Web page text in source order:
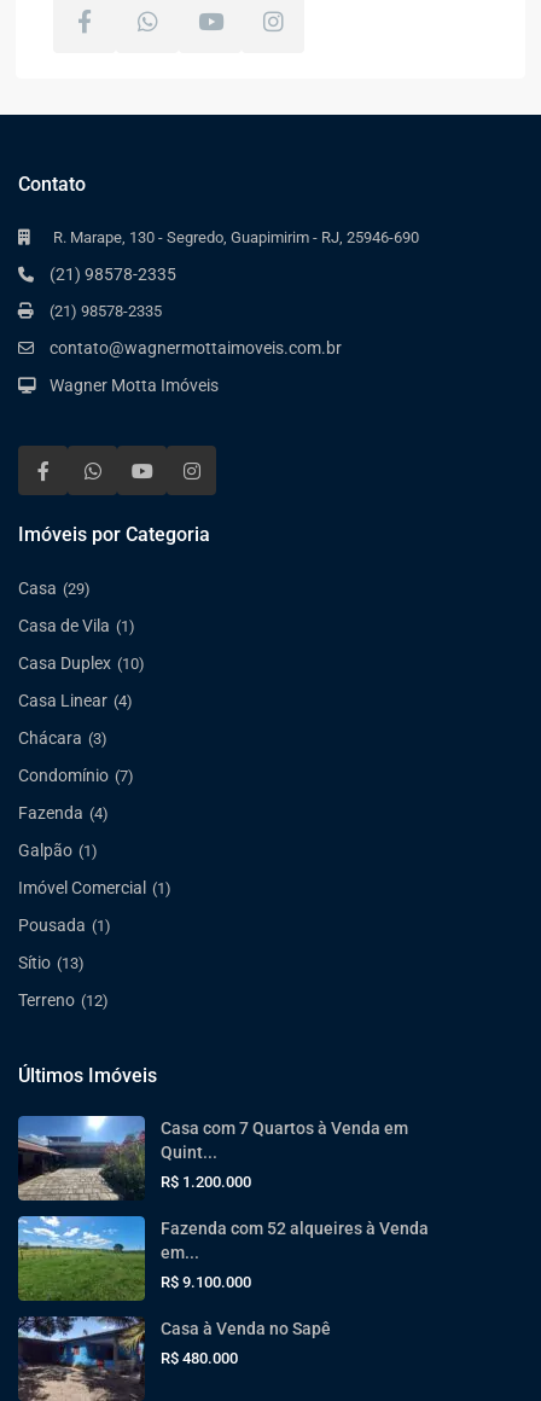
Contato
R. Marape, 130 - Segredo, Guapimirim - RJ, 25946-690
(21) 98578-2335
(21) 98578-2335
contato@wagnermottaimoveis.com.br
Wagner Motta Imóveis
Imóveis por Categoria
Casa (29)
Casa de Vila (1)
Casa Duplex (10)
Casa Linear (4)
Chácara (3)
Condomínio (7)
Fazenda (4)
Galpão (1)
Imóvel Comercial (1)
Pousada (1)
Sítio (13)
Terreno (12)
Últimos Imóveis
Casa com 7 Quartos à Venda em
Quint...
R$ 1.200.000
Fazenda com 52 alqueires à Venda
em...
R$ 9.100.000
Casa à Venda no Sapê
R$ 480.000